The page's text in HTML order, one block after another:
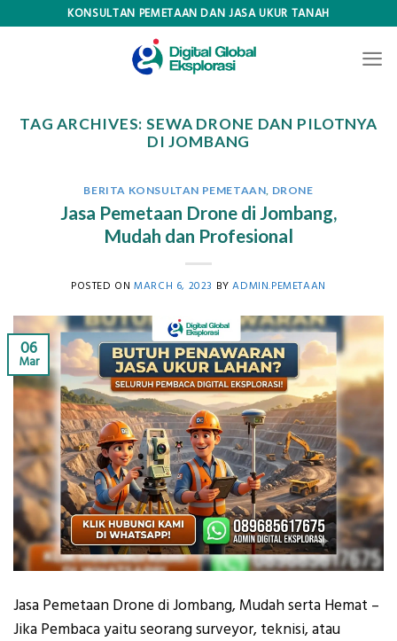
KONSULTAN PEMETAAN DAN JASA UKUR TANAH
TAG ARCHIVES:SEWA DRONE DAN PILOTNYA
DI JOMBANG
BERITA KONSULTAN PEMETAAN DRONE
Jasa Pemetaan Drone di Jombang,
Mudah dan Profesional
POSTED ONMARCH 6, 2023 BYADMIN.PEMETAAN
06
Mar
Jasa Pemetaan Drone di Jombang, Mudah serta Hemat –
Jika Pembaca yaitu seorang surveyor, teknisi, atau